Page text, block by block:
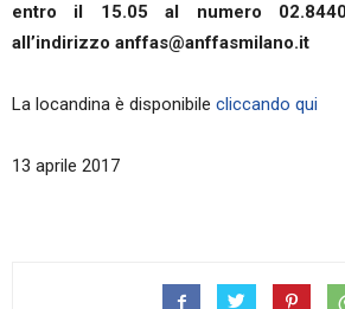
entro il 15.05 al numero
all’indirizzo anffas@anffasmilano.it
La locandina è disponibile cliccando qui
13 aprile 2017